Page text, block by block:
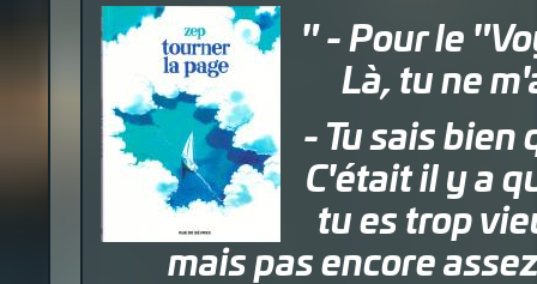
" - Pour le
Là, tu ne
- Tu sais bien
C'était il y a
tu es trop
mais pas encore